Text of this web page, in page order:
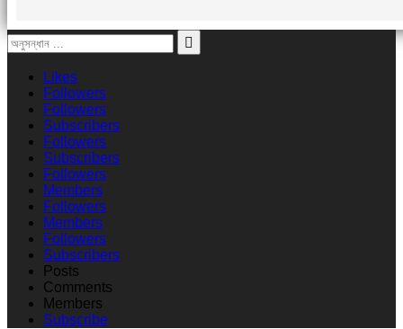
Likes
Followers
Followers
Subscribers
Followers
Subscribers
Followers
Members
Followers
Members
Followers
Subscribers
Posts
Comments
Members
Subscribe